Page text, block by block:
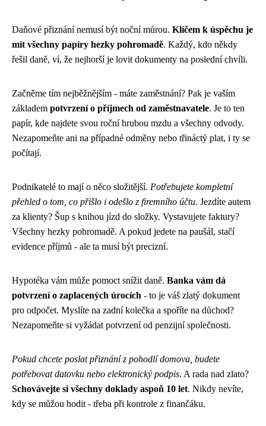
Daňové přiznání nemusí být noční můrou. Klíčem k úspěchu je
mít všechny papíry hezky pohromadě. Každý, kdo někdy
řešil daně, ví, že nejhorší je lovit dokumenty na poslední chvíli.
Začněme tím nejběžnějším - máte zaměstnání? Pak je vaším
základem potvrzení o příjmech od zaměstnavatele. Je to ten
papír, kde najdete svou roční hrubou mzdu a všechny odvody.
Nezapomeňte ani na případné odměny nebo třináctý plat, i ty se
počítají.
Podnikatelé to mají o něco složitější. Potřebujete kompletní
přehled o tom, co přišlo i odešlo z firemního účtu. Jezdíte autem
za klienty? Šup s knihou jízd do složky. Vystavujete faktury?
Všechny hezky pohromadě. A pokud jedete na paušál, stačí
evidence příjmů - ale ta musí být precizní.
Hypotéka vám může pomoct snížit daně. Banka vám dá
potvrzení o zaplacených úrocích - to je váš zlatý dokument
pro odpočet. Myslíte na zadní kolečka a spoříte na důchod?
Nezapomeňte si vyžádat potvrzení od penzijní společnosti.
Pokud chcete poslat přiznání z pohodlí domova, budete
potřebovat datovku nebo elektronický podpis. A rada nad zlato?
Schovávejte si všechny doklady aspoň 10 let. Nikdy nevíte,
kdy se můžou hodit - třeba při kontrole z finančáku.